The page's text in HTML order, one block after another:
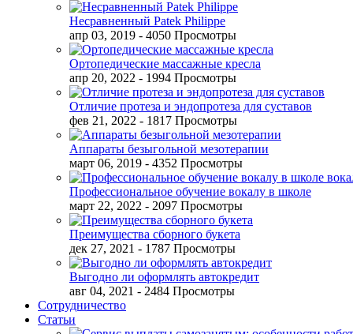
Несравненный Patek Philippe
апр 03, 2019 - 4050 Просмотры
Ортопедические массажные кресла
апр 20, 2022 - 1994 Просмотры
Отличие протеза и эндопротеза для суставов
фев 21, 2022 - 1817 Просмотры
Аппараты безыгольной мезотерапии
март 06, 2019 - 4352 Просмотры
Профессиональное обучение вокалу в школе
март 22, 2022 - 2097 Просмотры
Преимущества сборного букета
дек 27, 2021 - 1787 Просмотры
Выгодно ли оформлять автокредит
авг 04, 2021 - 2484 Просмотры
Сотрудничество
Статьи